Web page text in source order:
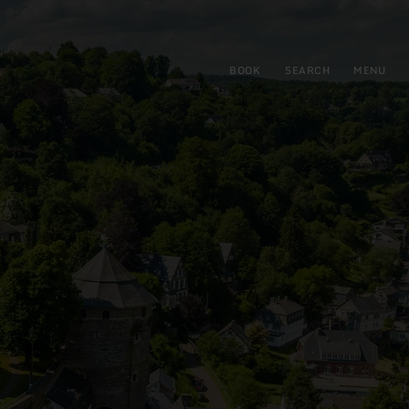
BOOK SEARCH MENU